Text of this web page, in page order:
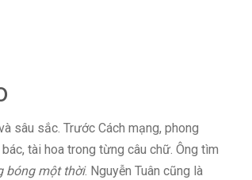
sâu sắc. Trước Cách mạng, phong
tài hoa trong từng câu chữ. Ông tìm
bóng một thời. Nguyễn Tuân cũng là